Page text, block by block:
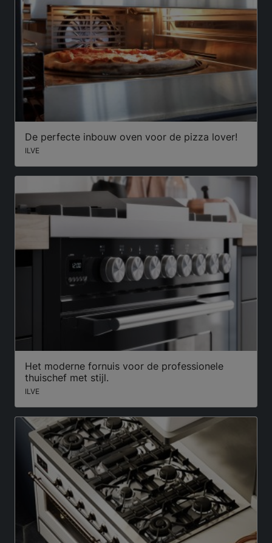
De perfecte inbouw oven voor de pizza lover!
ILVE
Het moderne fornuis voor de professionele
thuischef met stijl.
ILVE